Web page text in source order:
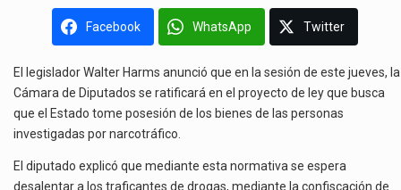
Facebook WhatsApp Twitter
El legislador Walter Harms anunció que en la sesión de este jueves, la
Cámara de Diputados se ratificará en el proyecto de ley que busca
que el Estado tome posesión de los bienes de las personas
investigadas por narcotráfico.
El diputado explicó que mediante esta normativa se espera
desalentar a los traficantes de drogas, mediante la confiscación de